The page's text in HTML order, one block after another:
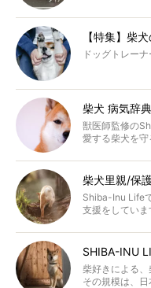
【特集】柴
ドッグトレー
柴犬 病気辞典
獣医師監修の
愛する柴犬を
柴犬里親/保
Shiba-Inu Life
支援をしていま
SHIBA-INU
柴好きによる、
その規模は、日